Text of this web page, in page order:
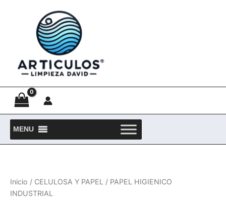
contenido
MENU
Inicio / CELULOSA Y PAPEL / PAPEL HIGIENICO
INDUSTRIAL